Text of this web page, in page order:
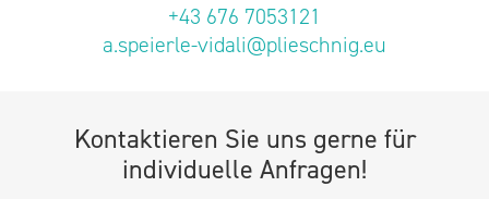
+43 676 7053121
a.speierle-vidali@plieschnig.eu
Kontaktieren Sie uns gerne für
individuelle Anfragen!